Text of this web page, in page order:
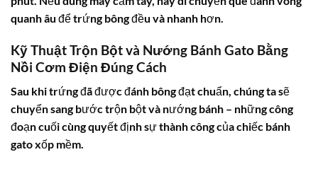
quanh âu để trứng bông đều và nhanh hơn.
Kỹ Thuật Trộn Bột và Nướng Bánh Gato Bằng
Nồi Cơm Điện Đúng Cách
Sau khi trứng đã được đánh bông đạt chuẩn, chúng ta sẽ
chuyển sang bước trộn bột và nướng bánh – những công
đoạn cuối cùng quyết định sự thành công của chiếc bánh
gato xốp mềm.